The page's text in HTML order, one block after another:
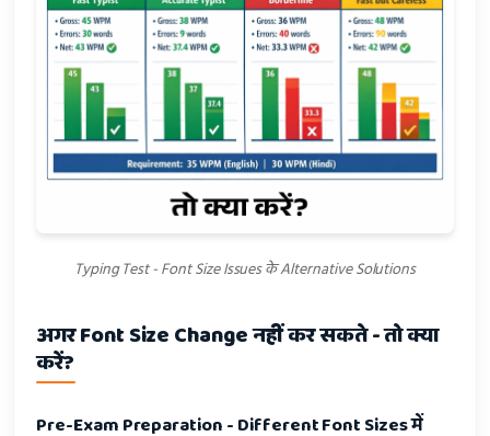
Typing Test - Font Size Issues के Alternative Solutions
अगर Font Size Change नहीं कर सकते - तो क्या
करें?
Pre-Exam Preparation - Different Font Sizes में